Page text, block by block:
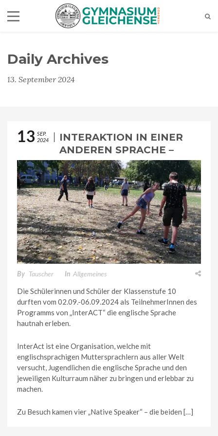
Daily Archives
13. September 2024
13 SEP.
2024
INTERAKTION IN EINER
ANDEREN SPRACHE –
SCHÜLERINNEN DER
KLASSENSTUFE 10
ERLEBEN EINE
ENGLISCHE WOCHE
By Tauscher In Allgemeines
Die Schülerinnen und Schüler der Klassenstufe 10
durften vom 02.09.-06.09.2024 als TeilnehmerInnen des
Programms von „InterACT“ die englische Sprache
hautnah erleben.
InterAct ist eine Organisation, welche mit
englischsprachigen Muttersprachlern aus aller Welt
versucht, Jugendlichen die englische Sprache und den
jeweiligen Kulturraum näher zu bringen und erlebbar zu
machen.
Zu Besuch kamen vier „Native Speaker“ – die beiden […]